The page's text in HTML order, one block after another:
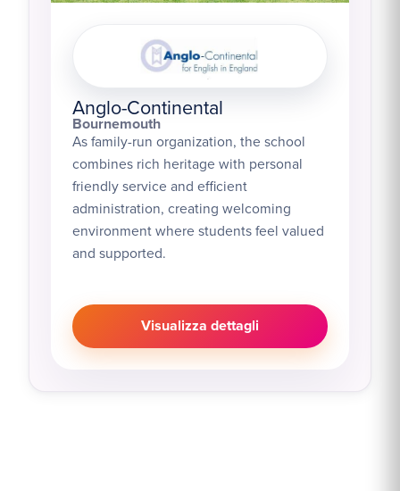
Anglo-Continental
Bournemouth
As family-run organization, the school
combines rich heritage with personal
friendly service and efficient
administration, creating welcoming
environment where students feel valued
and supported.
Visualizza dettagli